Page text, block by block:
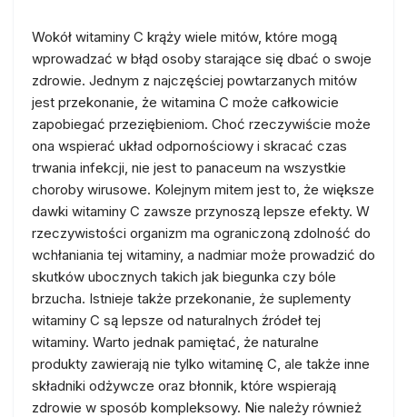
Wokół witaminy C krąży wiele mitów, które mogą
wprowadzać w błąd osoby starające się dbać o swoje
zdrowie. Jednym z najczęściej powtarzanych mitów
jest przekonanie, że witamina C może całkowicie
zapobiegać przeziębieniom. Choć rzeczywiście może
ona wspierać układ odpornościowy i skracać czas
trwania infekcji, nie jest to panaceum na wszystkie
choroby wirusowe. Kolejnym mitem jest to, że większe
dawki witaminy C zawsze przynoszą lepsze efekty. W
rzeczywistości organizm ma ograniczoną zdolność do
wchłaniania tej witaminy, a nadmiar może prowadzić do
skutków ubocznych takich jak biegunka czy bóle
brzucha. Istnieje także przekonanie, że suplementy
witaminy C są lepsze od naturalnych źródeł tej
witaminy. Warto jednak pamiętać, że naturalne
produkty zawierają nie tylko witaminę C, ale także inne
składniki odżywcze oraz błonnik, które wspierają
zdrowie w sposób kompleksowy. Nie należy również